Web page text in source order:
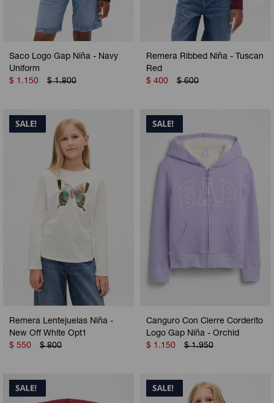
Saco Logo Gap Niña - Navy
Uniform
$ 1.150 $ 1.800
Remera Ribbed Niña - Tuscan
Red
$ 400 $ 600
Remera Lentejuelas Niña -
New Off White Opt1
$ 550 $ 800
Canguro Con Cierre Corderito
Logo Gap Niña - Orchid
$ 1.150 $ 1.950